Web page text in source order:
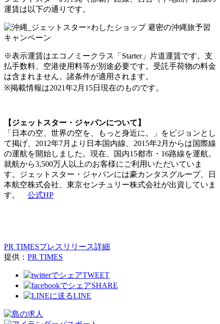
運賃は以下の通りです。
※表示運賃はエコノミークラス「Starter」片道運賃です。支
払手数料、空港使用料等が別途必要です。受託手荷物の料金
は含まれません。諸条件が適用されます。
※掲載情報は2021年2月15日現在のものです。
【ジェットスター・ジャパンについて】
「日本の空、世界の空を、もっと身近に。」をビジョンとし
て掲げ、2012年7月より日本国内線、2015年2月からは国際線
の運航を開始しました。現在、国内15都市・16路線を運航。
就航から3,500万人以上のお客様にご利用いただいていま
す。ジェットスター・ジャパンには豪カンタスグループ、日
本航空株式会社、東京センチュリー株式会社が出資していま
す。 公式HP
PR TIMESプレスリリース詳細
提供： PR TIMES
TWEET
SHARE
LINE